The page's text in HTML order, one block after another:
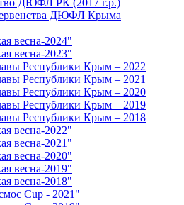
ДЮФЛ РК (2017 г.р.)
ДЮФЛ Крыма
весна-2024"
весна-2023"
Республики Крым – 2022
Республики Крым – 2021
Республики Крым – 2020
Республики Крым – 2019
Республики Крым – 2018
весна-2022"
весна-2021"
весна-2020"
весна-2019"
весна-2018"
Cup - 2021"